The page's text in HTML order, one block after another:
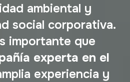
ambiental y
social corporativa.
importante que
experta en el
experiencia y